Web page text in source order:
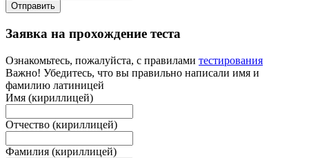
Отправить
Заявка на прохождение теста
Ознакомьтесь, пожалуйста, с правилами тестирования
Важно! Убедитесь, что вы правильно написали имя и
фамилию латиницей
Имя (кириллицей)
Отчество (кириллицей)
Фамилия (кириллицей)